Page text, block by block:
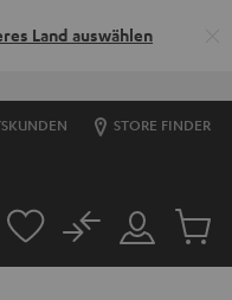
Land auswählen
STORE FINDER
Mein
Konto
No
Artikel